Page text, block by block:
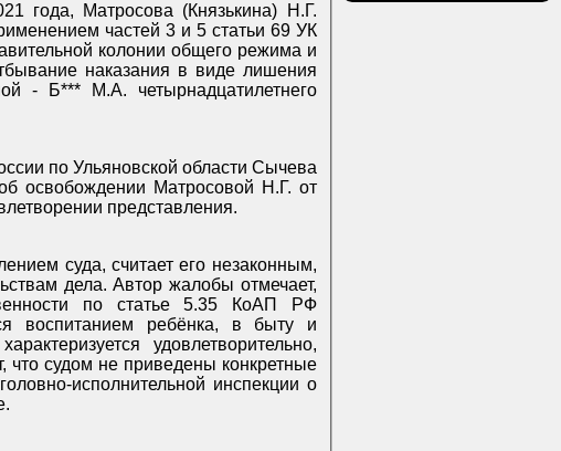
года, Матросова (Князькина) Н.Г.
частей 3 и 5 статьи 69 УК
колонии общего режима и
наказания в виде лишения
- Б*** М.А. четырнадцатилетнего
по Ульяновской области Сычева
освобождении Матросовой Н.Г. от
представления.
суда, считает его незаконным,
дела. Автор жалобы отмечает,
по статье 5.35 КоАП РФ
воспитанием ребёнка, в быту и
удовлетворительно,
что судом не приведены конкретные
исполнительной инспекции о